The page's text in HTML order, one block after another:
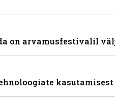
on arvamusfestivalil